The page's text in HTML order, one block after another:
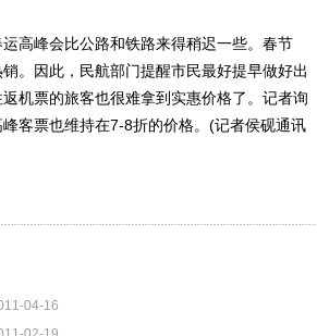
峰会比公路和铁路来得稍迟一些。春节
。因此，民航部门提醒市民最好提早做好出
机票的旅客也很难拿到实惠价格了。记者询
客票也维持在7-8折的价格。(记者侯砚通讯
04-16